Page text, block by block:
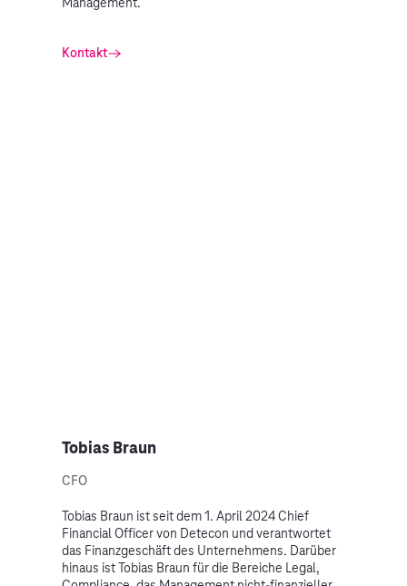
Kontakt
Tobias Braun
CFO
Tobias Braun ist seit dem 1. April 2024 Chief
Financial Officer von Detecon und verantwortet
das Finanzgeschäft des Unternehmens. Darüber
hinaus ist Tobias Braun für die Bereiche Legal,